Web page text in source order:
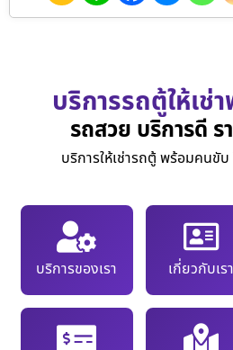
บริการรถตู้ให้เ
รถสวย บริการดี
บริการให้เช่ารถตู้ พร้อมคนขั
บริการของเรา เกี่ยวกับเรา